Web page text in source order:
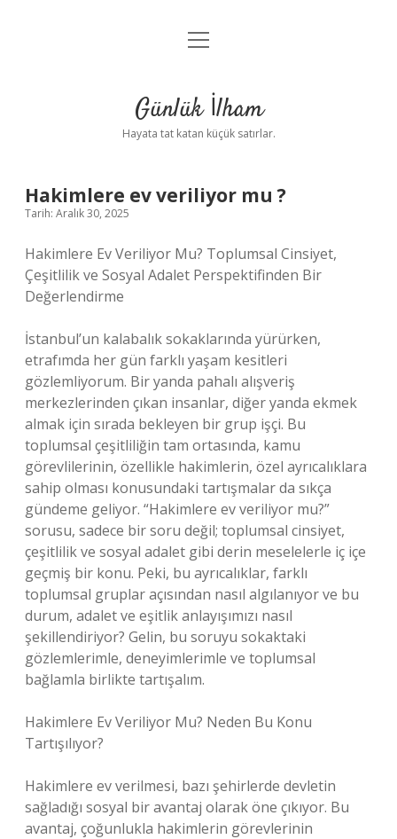
Anasayfa
Yasal Uyarı
menüyü
Günlük İlham
Hayata tat katan küçük satırlar.
Hakimlere ev veriliyor mu ?
Tarih: Aralık 30, 2025
Hakimlere Ev Veriliyor Mu? Toplumsal Cinsiyet,
Çeşitlilik ve Sosyal Adalet Perspektifinden Bir
Değerlendirme
İstanbul’un kalabalık sokaklarında yürürken,
etrafımda her gün farklı yaşam kesitleri
gözlemliyorum. Bir yanda pahalı alışveriş
merkezlerinden çıkan insanlar, diğer yanda ekmek
almak için sırada bekleyen bir grup işçi. Bu
toplumsal çeşitliliğin tam ortasında, kamu
görevlilerinin, özellikle hakimlerin, özel ayrıcalıklara
sahip olması konusundaki tartışmalar da sıkça
gündeme geliyor. “Hakimlere ev veriliyor mu?”
sorusu, sadece bir soru değil; toplumsal cinsiyet,
çeşitlilik ve sosyal adalet gibi derin meselelerle iç içe
geçmiş bir konu. Peki, bu ayrıcalıklar, farklı
toplumsal gruplar açısından nasıl algılanıyor ve bu
durum, adalet ve eşitlik anlayışımızı nasıl
şekillendiriyor? Gelin, bu soruyu sokaktaki
gözlemlerimle, deneyimlerimle ve toplumsal
bağlamla birlikte tartışalım.
Hakimlere Ev Veriliyor Mu? Neden Bu Konu
Tartışılıyor?
Hakimlere ev verilmesi, bazı şehirlerde devletin
sağladığı sosyal bir avantaj olarak öne çıkıyor. Bu
avantaj, çoğunlukla hakimlerin görevlerinin